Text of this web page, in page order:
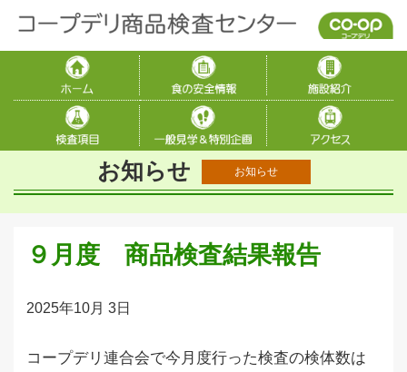
お知らせ お知らせ
９月度 商品検査結果報告
2025年10月 3日
コープデリ連合会で今月度行った検査の検体数は